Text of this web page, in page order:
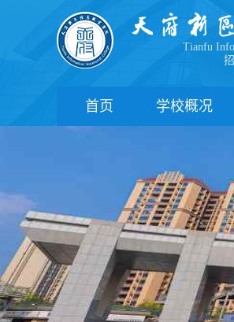
Tianfu
首页 学校概况
学院领导
办学理念
办学特色
校园风貌